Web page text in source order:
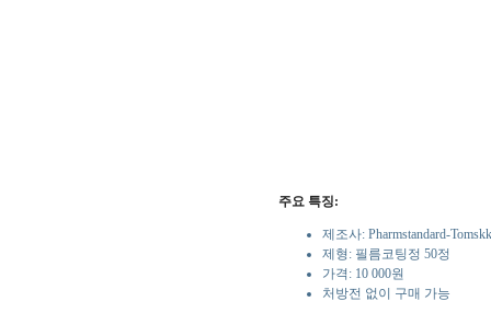
주요 특징:
제조사: Pharmstandard-
제형: 필름코팅정 50정
가격: 10 000원
처방전 없이 구매 가능